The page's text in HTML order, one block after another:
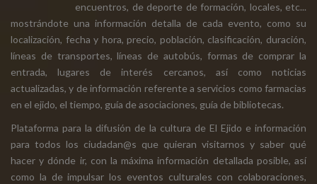
encuentros, de deporte de formación, locales, etc...
mostrándote una información detalla de cada evento, como su
localización, fecha y hora, precio, población, clasificación, duración,
líneas de transportes, líneas de autobús, formas de comprar la
entrada, lugares de interés cercanos, así como noticias
actualizadas, y de información referente a servicios como farmacias
en el ejido, el tiempo, guía de asociaciones, guía de bibliotecas.
Plataforma para la difusión de la cultura de El Ejido e información
para todos los ciudadan@s que quieran visitarnos y saber qué
hacer y dónde ir, con la máxima información detallada posible, así
como la de impulsar los eventos culturales con colaboraciones,